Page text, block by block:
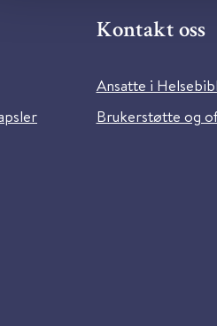
Kontakt oss
Ansatte i
Brukerstøtte og